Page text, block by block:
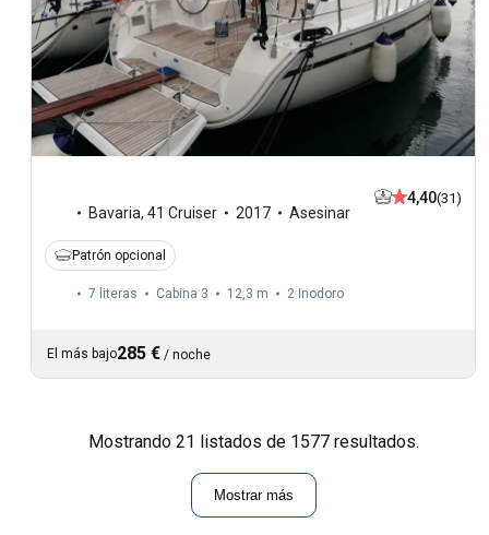
Bavaria, 41 Cruiser 2017 Asesinar
4,40(31)
Patrón opcional
7 literas Cabina 3 12,3 m 2 Inodoro
El más bajo285 € / noche
Mostrando 21 listados de 1577 resultados.
Mostrar más